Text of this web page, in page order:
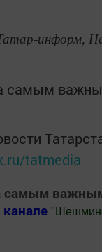
информ,
самым
tatmedia
самым
"